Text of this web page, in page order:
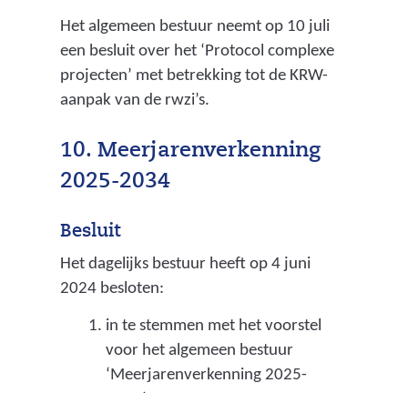
Het algemeen bestuur neemt op 10 juli
een besluit over het ‘Protocol complexe
projecten’ met betrekking tot de KRW-
aanpak van de rwzi’s.
10. Meerjarenverkenning
2025-2034
Besluit
Het dagelijks bestuur heeft op 4 juni
2024 besloten:
in te stemmen met het voorstel
voor het algemeen bestuur
‘Meerjarenverkenning 2025-